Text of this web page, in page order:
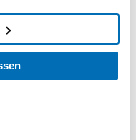
Nutzung der Dienste
zu unseren
weiterhin nutzen.
0